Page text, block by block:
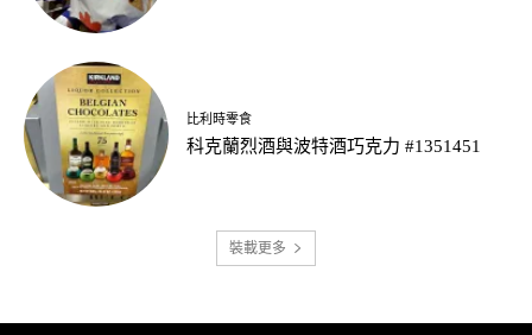
比利時零食
科克蘭烈酒與波特酒巧克力 #1351451
裝載更多